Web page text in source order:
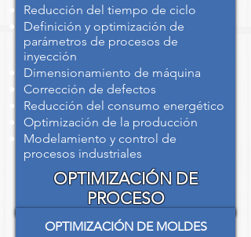
Reducción del tiempo de ciclo
Definición y optimización de
parámetros de procesos de
inyección
Dimensionamiento de máquina
Corrección de defectos
Reducción del consumo energético
Optimización de la producción
Modelamiento y control de
procesos industriales
​OPTIMIZACIÓN DE
PROCESO
OPTIMIZACIÓN DE MOLDES